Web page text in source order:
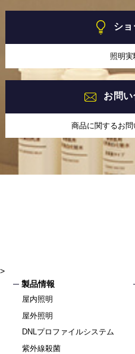
シ
照明実
お問
商品に関するお
>
製品情報
屋内照明
屋外照明
DNLプロファイルシステム
紫外線殺菌